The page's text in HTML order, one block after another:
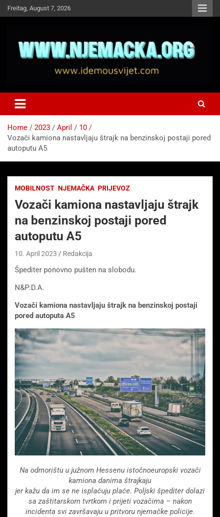
Skip
to
Freitag, August 7, 2026
Idemo u Svijet-Njemacka!
Home 2023 April
10
Vozači kamiona nastavljaju štrajk na benzinskoj postaji pored
autoputu A5
MOBILNOST NJEMAČKA PRIJEVOZ
Vozači kamiona nastavljaju štrajk
na benzinskoj postaji pored
autoputu A5
10. April 2023 Redakcija
Špediter ponovno pušten na slobodu.
N&P:D.A.
Vozači kamiona nastavljaju štrajk na benzinskoj postaji
pored autoputa A5
Na odmorištu u južnom Hessenu istočnoeuropski vozači
kamiona danima štrajkaju
jer kažu da im se ne isplaćuju plaće. Poljski špediter dolazi
sa zaštitarskom tvrtkom i prijeti vozačima – nakon
incidenta svi završavaju u pritvoru njemačke policije.